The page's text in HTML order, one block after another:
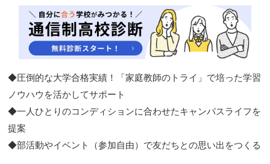
◆圧倒的な大学合格実績！「家庭教師のトライ」で培った学習
ノウハウを活かしてサポート​
◆一人ひとりのコンディションに合わせたキャンパスライフを
提案​
◆部活動やイベント（参加自由）で友だちとの思い出をつくる​